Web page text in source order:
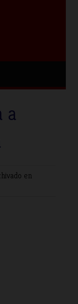
a
en